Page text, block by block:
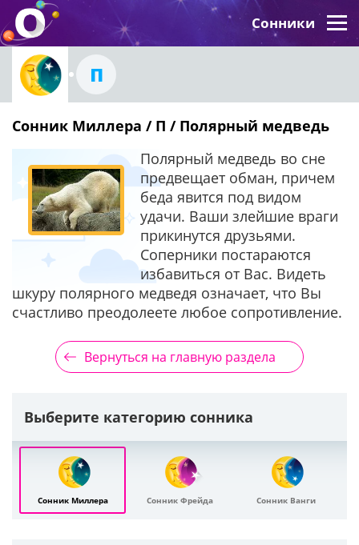
Сонники
П
Сонник Миллера / П / Полярный медведь
Полярный медведь во сне
предвещает обман, причем
беда явится под видом
удачи. Ваши злейшие враги
прикинутся друзьями.
Соперники постараются
избавиться от Вас. Видеть
шкуру полярного медведя означает, что Вы
счастливо преодолеете любое сопротивление.
Вернуться на главную раздела
Выберите категорию сонника
Сонник Миллера Сонник Фрейда Сонник Ванги